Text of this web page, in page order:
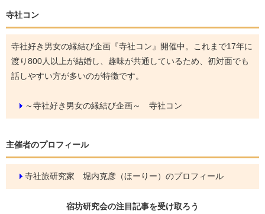
寺社コン
寺社好き男女の縁結び企画『寺社コン』開催中。これまで17年に
渡り800人以上が結婚し、趣味が共通しているため、初対面でも
話しやすい方が多いのが特徴です。
～寺社好き男女の縁結び企画～ 寺社コン
主催者のプロフィール
寺社旅研究家 堀内克彦（ほーりー）のプロフィール
宿坊研究会の注目記事を受け取ろう